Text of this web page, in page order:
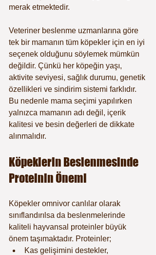
merak etmektedir.
Veteriner beslenme uzmanlarına göre
tek bir mamanın tüm köpekler için en iyi
seçenek olduğunu söylemek mümkün
değildir. Çünkü her köpeğin yaşı,
aktivite seviyesi, sağlık durumu, genetik
özellikleri ve sindirim sistemi farklıdır.
Bu nedenle mama seçimi yapılırken
yalnızca mamanın adı değil, içerik
kalitesi ve besin değerleri de dikkate
alınmalıdır.
Köpeklerin Beslenmesinde
Proteinin Önemi
Köpekler omnivor canlılar olarak
sınıflandırılsa da beslenmelerinde
kaliteli hayvansal proteinler büyük
önem taşımaktadır. Proteinler;
Kas gelişimini destekler,